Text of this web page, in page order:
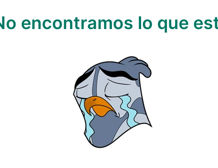
encontramos lo que